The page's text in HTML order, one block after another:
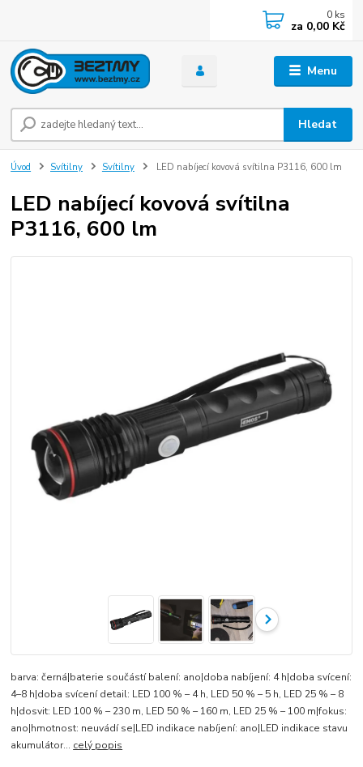
Menu
Hledat
0 ks
za 0,00 Kč
Úvod Svítilny Svítilny LED nabíjecí kovová svítilna P3116, 600 lm
LED nabíjecí kovová svítilna
P3116, 600 lm
barva: černá|baterie součástí balení: ano|doba nabíjení: 4 h|doba svícení:
4–8 h|doba svícení detail: LED 100 % – 4 h, LED 50 % – 5 h, LED 25 % – 8
h|dosvit: LED 100 % – 230 m, LED 50 % – 160 m, LED 25 % – 100 m|fokus:
ano|hmotnost: neuvádí se|LED indikace nabíjení: ano|LED indikace stavu
akumulátor... celý popis